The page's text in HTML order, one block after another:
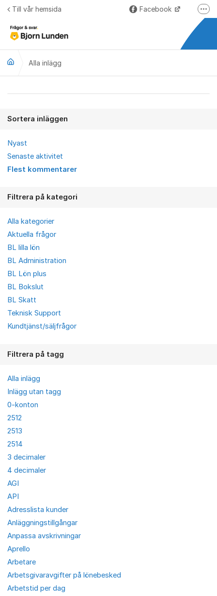
Hoppa till innehåll
Till vår hemsida Facebook
Alla inlägg
Sortera inläggen
Nyast
Senaste aktivitet
Flest kommentarer
Filtrera på kategori
Alla kategorier
Aktuella frågor
BL lilla lön
BL Administration
BL Lön plus
BL Bokslut
BL Skatt
Teknisk Support
Kundtjänst/säljfrågor
Filtrera på tagg
Alla inlägg
Inlägg utan tagg
0-konton
2512
2513
2514
3 decimaler
4 decimaler
AGI
API
Adresslista kunder
Anläggningstillgångar
Anpassa avskrivningar
Aprello
Arbetare
Arbetsgivaravgifter på lönebesked
Arbetstid per dag